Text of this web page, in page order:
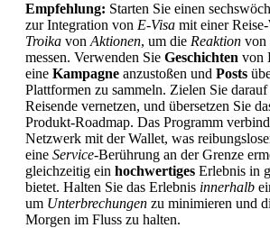
Empfehlung: Starten Sie einen
zur Integration von E-Visa mit einer
Troika von Aktionen, um die Reaktion von
messen. Verwenden Sie Geschichten von
eine Kampagne anzustoßen und Posts
Plattformen zu sammeln. Zielen Sie darauf
Reisende vernetzen, und übersetzen Sie
Produkt-Roadmap. Das Programm
Netzwerk mit der Wallet, was
eine Service-Berührung an der Grenze
gleichzeitig ein hochwertiges Erlebnis in
bietet. Halten Sie das Erlebnis innerhalb
um Unterbrechungen zu minimieren und
Morgen im Fluss zu halten.